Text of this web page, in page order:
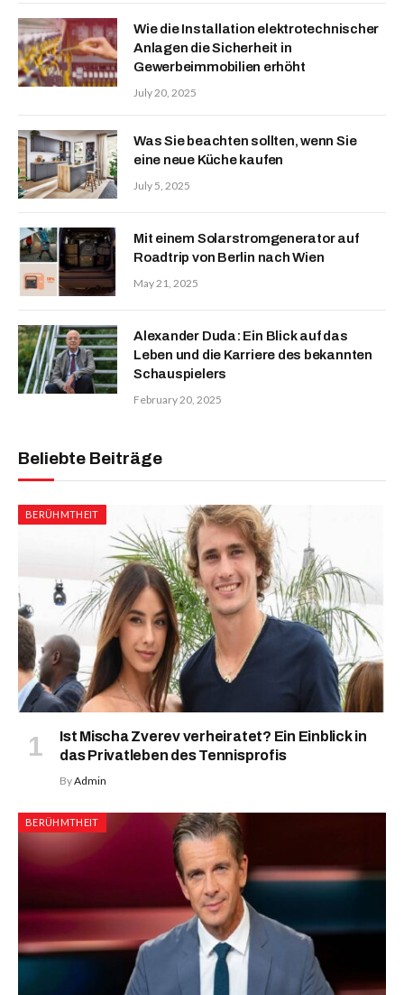
Wie die Installation elektrotechnischer
Anlagen die Sicherheit in
Gewerbeimmobilien erhöht
July 20, 2025
Was Sie beachten sollten, wenn Sie
eine neue Küche kaufen
July 5, 2025
Mit einem Solarstromgenerator auf
Roadtrip von Berlin nach Wien
May 21, 2025
Alexander Duda: Ein Blick auf das
Leben und die Karriere des bekannten
Schauspielers
February 20, 2025
Beliebte Beiträge
BERÜHMTHEIT
Ist Mischa Zverev verheiratet? Ein Einblick in
das Privatleben des Tennisprofis
ByAdmin
BERÜHMTHEIT